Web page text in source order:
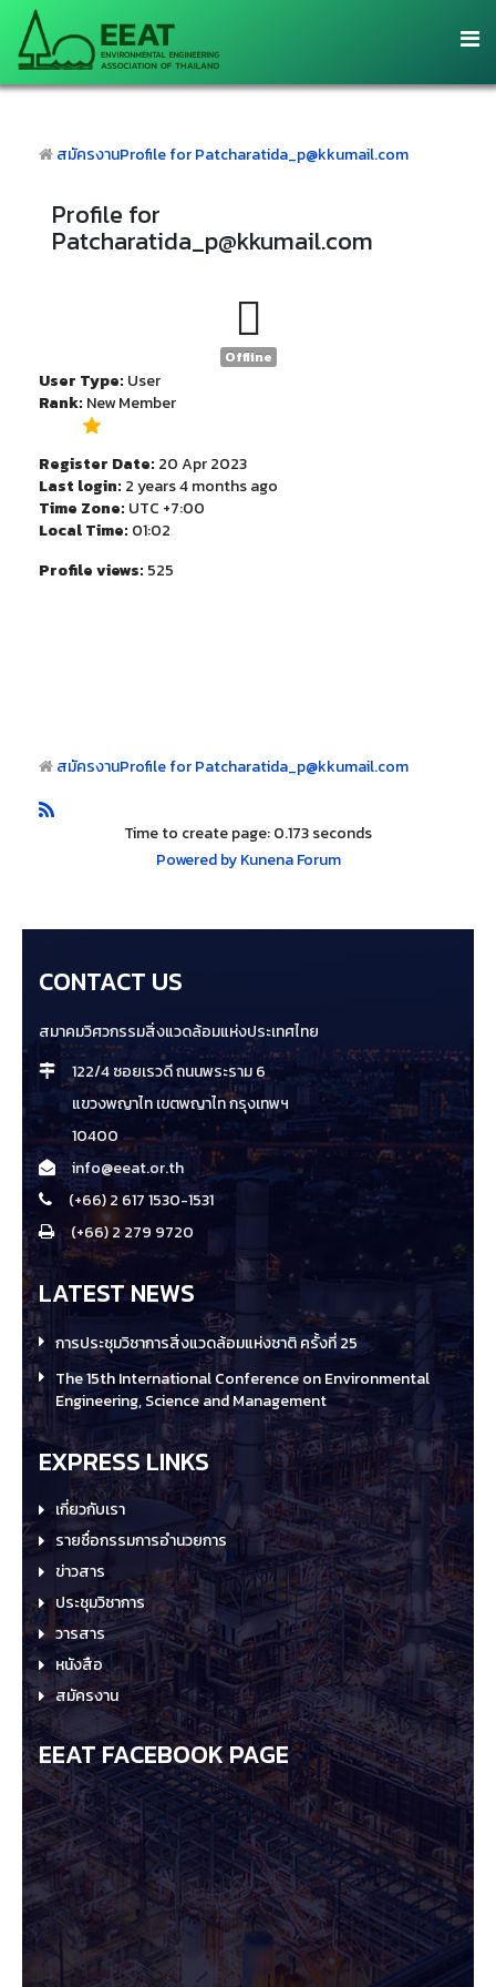
สมัครงานProfile for Patcharatida_p@kkumail.com
Profile for
Patcharatida_p@kkumail.com
Offline
User Type: User
Rank: New Member
Register Date: 20 Apr 2023
Last login: 2 years 4 months ago
Time Zone: UTC +7:00
Local Time: 01:02
Profile views: 525
สมัครงานProfile for Patcharatida_p@kkumail.com
Time to create page: 0.173 seconds
Powered by Kunena Forum
CONTACT US
สมาคมวิศวกรรมสิ่งแวดล้อมแห่งประเทศไทย
122/4 ซอยเรวดี ถนนพระราม 6
แขวงพญาไท เขตพญาไท กรุงเทพฯ
10400
info@eeat.or.th
(+66) 2 617 1530-1531
(+66) 2 279 9720
LATEST NEWS
การประชุมวิชาการสิ่งแวดล้อมแห่งชาติ ครั้งที่ 25
The 15th International Conference on Environmental
Engineering, Science and Management
EXPRESS LINKS
เกี่ยวกับเรา
รายชื่อกรรมการอำนวยการ
ข่าวสาร
ประชุมวิชาการ
วารสาร
หนังสือ
สมัครงาน
EEAT FACEBOOK PAGE